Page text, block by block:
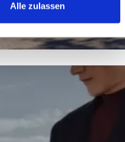
Alle zulassen